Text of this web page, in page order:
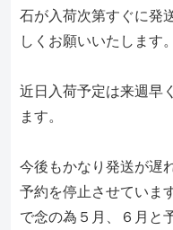
石が入荷次第すぐに発
しくお願いいたします。
近日入荷予定は来週早
ます。
今後もかなり発送が遅
予約を停止させていま
で念の為５月、６月と